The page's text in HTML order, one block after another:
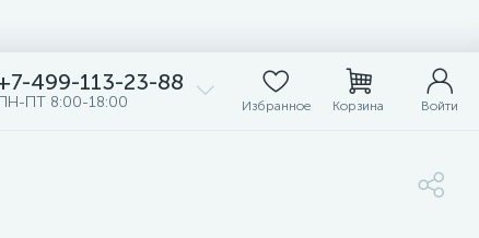
499-113-23-88
ПТ 8:00-18:00 Избранное Корзина Войти